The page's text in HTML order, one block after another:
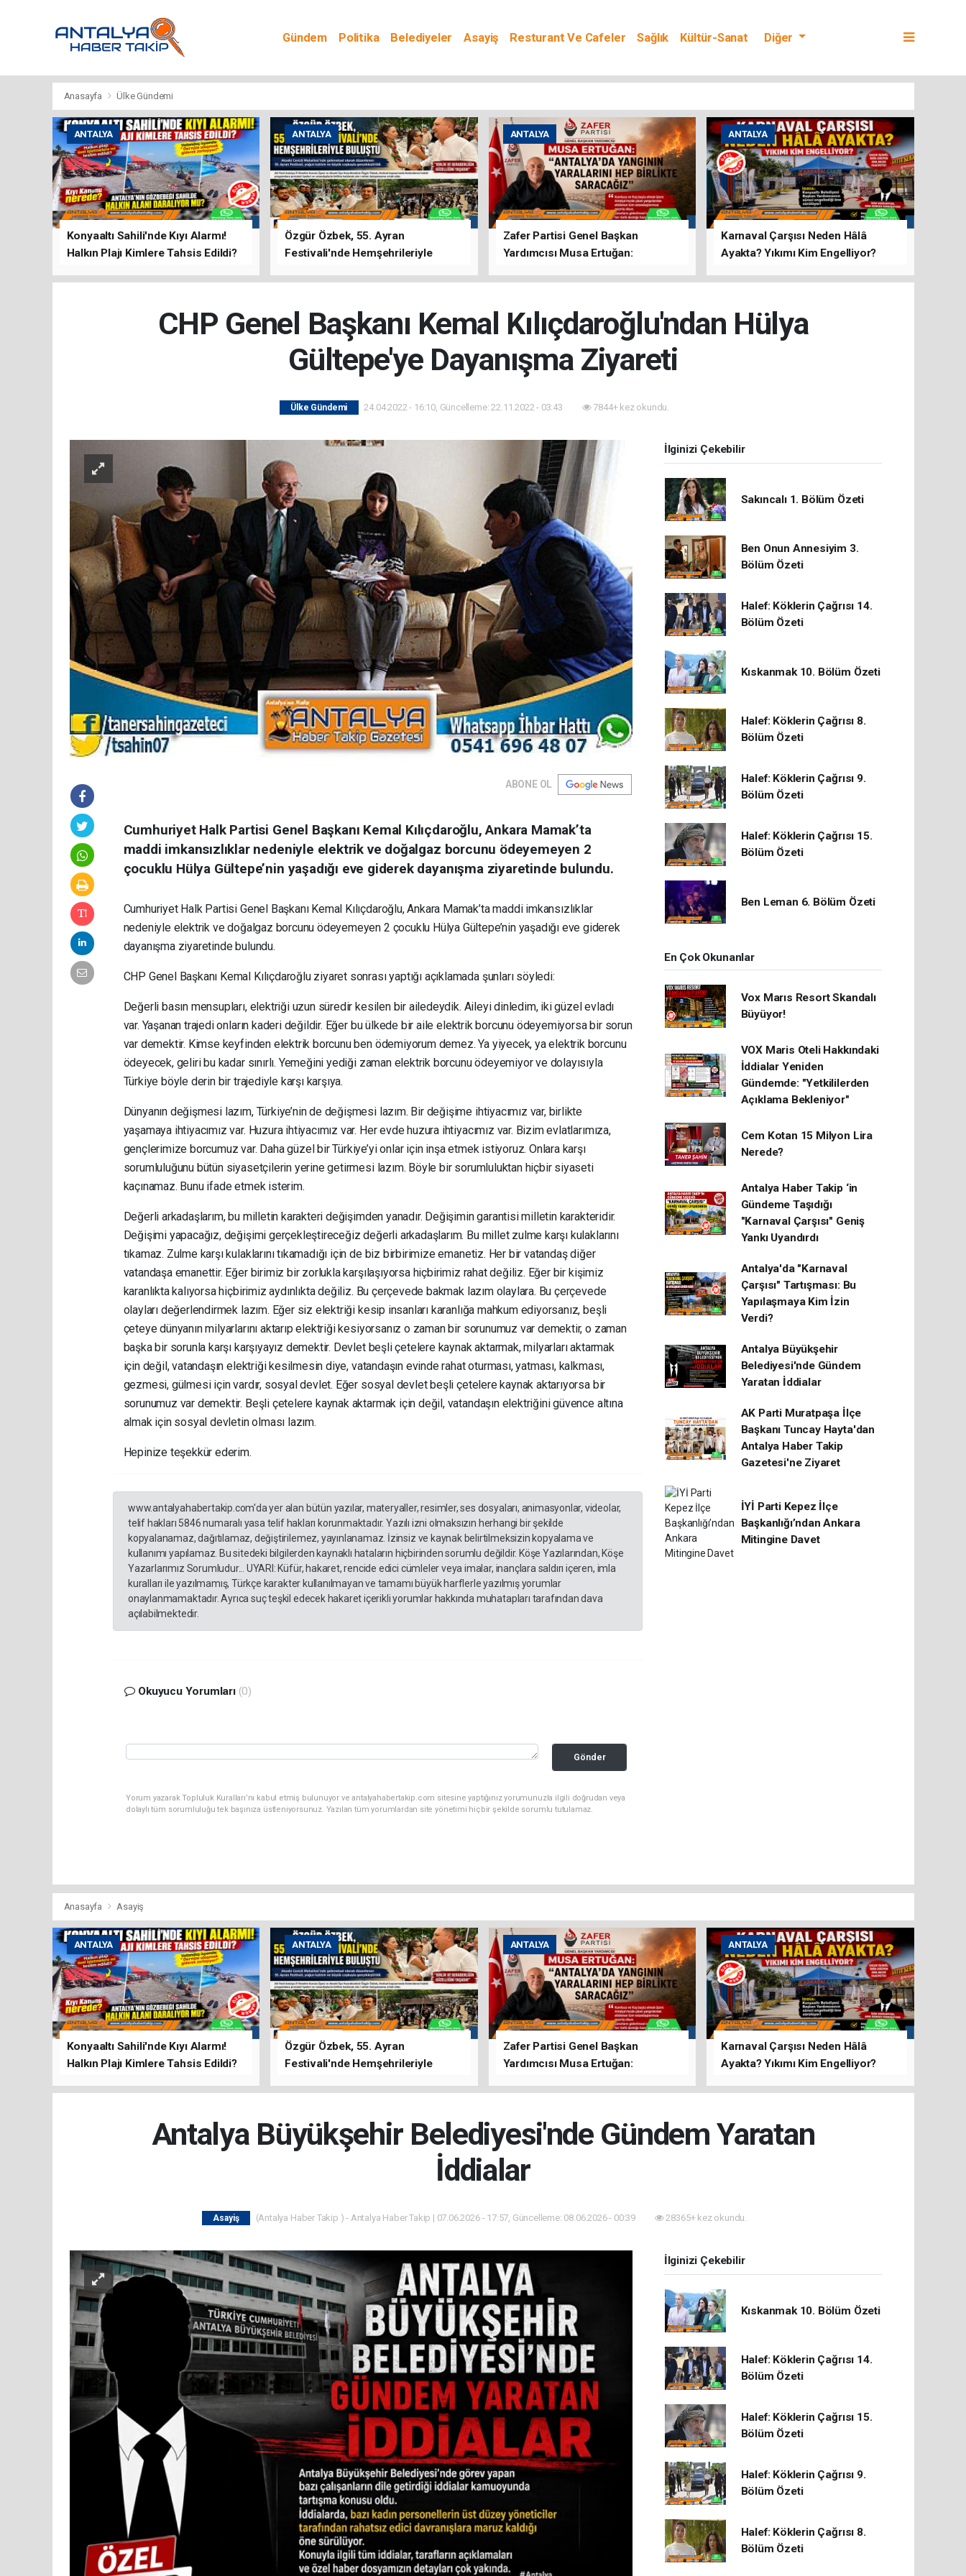
Gündem Politika Belediyeler Asayiş Resturant Ve Cafeler Sağlık
Kültür-Sanat
Diğer
Anasayfa Ülke Gündemi
ANTALYA
Konyaaltı Sahili'nde Kıyı Alarmı!
Halkın Plajı Kimlere Tahsis Edildi?
ANTALYA
Özgür Özbek, 55. Ayran
Festivali'nde Hemşehrileriyle
ANTALYA
Zafer Partisi Genel Başkan
Yardımcısı Musa Ertuğan:
ANTALYA
Karnaval Çarşısı Neden Hâlâ
Ayakta? Yıkımı Kim Engelliyor?
CHP Genel Başkanı Kemal Kılıçdaroğlu'ndan Hülya
Gültepe'ye Dayanışma Ziyareti
Ülke Gündemi 24.04.2022 - 16:10, Güncelleme: 22.11.2022 - 03:43 7844+ kez okundu.
ABONE OL
Cumhuriyet Halk Partisi Genel Başkanı Kemal Kılıçdaroğlu, Ankara Mamak’ta
maddi imkansızlıklar nedeniyle elektrik ve doğalgaz borcunu ödeyemeyen 2
çocuklu Hülya Gültepe’nin yaşadığı eve giderek dayanışma ziyaretinde bulundu.
Cumhuriyet Halk Partisi Genel Başkanı Kemal Kılıçdaroğlu, Ankara Mamak’ta maddi imkansızlıklar
nedeniyle elektrik ve doğalgaz borcunu ödeyemeyen 2 çocuklu Hülya Gültepe’nin yaşadığı eve giderek
dayanışma ziyaretinde bulundu.
CHP Genel Başkanı Kemal Kılıçdaroğlu ziyaret sonrası yaptığı açıklamada şunları söyledi:
Değerli basın mensupları, elektriği uzun süredir kesilen bir ailedeydik. Aileyi dinledim, iki güzel evladı
var. Yaşanan trajedi onların kaderi değildir. Eğer bu ülkede bir aile elektrik borcunu ödeyemiyorsa bir sorun
var demektir. Kimse keyfinden elektrik borcunu ben ödemiyorum demez. Ya yiyecek, ya elektrik borcunu
ödeyecek, geliri bu kadar sınırlı. Yemeğini yediği zaman elektrik borcunu ödeyemiyor ve dolayısıyla
Türkiye böyle derin bir trajediyle karşı karşıya.
Dünyanın değişmesi lazım, Türkiye’nin de değişmesi lazım. Bir değişime ihtiyacımız var, birlikte
yaşamaya ihtiyacımız var. Huzura ihtiyacımız var. Her evde huzura ihtiyacımız var. Bizim evlatlarımıza,
gençlerimize borcumuz var. Daha güzel bir Türkiye’yi onlar için inşa etmek istiyoruz. Onlara karşı
sorumluluğunu bütün siyasetçilerin yerine getirmesi lazım. Böyle bir sorumluluktan hiçbir siyaseti
kaçınamaz. Bunu ifade etmek isterim.
Değerli arkadaşlarım, bu milletin karakteri değişimden yanadır. Değişimin garantisi milletin karakteridir.
Değişimi yapacağız, değişimi gerçekleştireceğiz değerli arkadaşlarım. Bu millet zulme karşı kulaklarını
tıkamaz. Zulme karşı kulaklarını tıkamadığı için de biz birbirimize emanetiz. Her bir vatandaş diğer
vatandaşa emanettir. Eğer birimiz bir zorlukla karşılaşıyorsa hiçbirimiz rahat değiliz. Eğer bir kişimiz
karanlıkta kalıyorsa hiçbirimiz aydınlıkta değiliz. Bu çerçevede bakmak lazım olaylara. Bu çerçevede
olayları değerlendirmek lazım. Eğer siz elektriği kesip insanları karanlığa mahkum ediyorsanız, beşli
çeteye dünyanın milyarlarını aktarıp elektriği kesiyorsanız o zaman bir sorunumuz var demektir, o zaman
başka bir sorunla karşı karşıyayız demektir. Devlet beşli çetelere kaynak aktarmak, milyarları aktarmak
için değil, vatandaşın elektriği kesilmesin diye, vatandaşın evinde rahat oturması, yatması, kalkması,
gezmesi, gülmesi için vardır, sosyal devlet. Eğer sosyal devlet beşli çetelere kaynak aktarıyorsa bir
sorunumuz var demektir. Beşli çetelere kaynak aktarmak için değil, vatandaşın elektriğini güvence altına
almak için sosyal devletin olması lazım.
Hepinize teşekkür ederim.
www.antalyahabertakip.com'da yer alan bütün yazılar, materyaller, resimler, ses dosyaları, animasyonlar, videolar,
telif hakları 5846 numaralı yasa telif hakları korunmaktadır. Yazılı izni olmaksızın herhangi bir şekilde
kopyalanamaz, dağıtılamaz, değiştirilemez, yayınlanamaz. İzinsiz ve kaynak belirtilmeksizin kopyalama ve
kullanımı yapılamaz. Bu sitedeki bilgilerden kaynaklı hataların hiçbirinden sorumlu değildir. Köşe Yazılarından, Köşe
Yazarlarımız Sorumludur... UYARI: Küfür, hakaret, rencide edici cümleler veya imalar, inançlara saldırı içeren, imla
kuralları ile yazılmamış, Türkçe karakter kullanılmayan ve tamamı büyük harflerle yazılmış yorumlar
onaylanmamaktadır. Ayrıca suç teşkil edecek hakaret içerikli yorumlar hakkında muhatapları tarafından dava
açılabilmektedir.
Okuyucu Yorumları (0)
Gönder
Yorum yazarak Topluluk Kuralları’nı kabul etmiş bulunuyor ve antalyahabertakip.com sitesine yaptığınız yorumunuzla ilgili doğrudan veya
dolaylı tüm sorumluluğu tek başınıza üstleniyorsunuz. Yazılan tüm yorumlardan site yönetimi hiçbir şekilde sorumlu tutulamaz.
İlginizi Çekebilir
Sakıncalı 1. Bölüm Özeti
Ben Onun Annesiyim 3.
Bölüm Özeti
Halef: Köklerin Çağrısı 14.
Bölüm Özeti
Kıskanmak 10. Bölüm Özeti
Halef: Köklerin Çağrısı 8.
Bölüm Özeti
Halef: Köklerin Çağrısı 9.
Bölüm Özeti
Halef: Köklerin Çağrısı 15.
Bölüm Özeti
Ben Leman 6. Bölüm Özeti
En Çok Okunanlar
Vox Marıs Resort Skandalı
Büyüyor!
VOX Maris Oteli Hakkındaki
İddialar Yeniden
Gündemde: "Yetkililerden
Açıklama Bekleniyor"
Cem Kotan 15 Milyon Lira
Nerede?
Antalya Haber Takip ‘in
Gündeme Taşıdığı
"Karnaval Çarşısı" Geniş
Yankı Uyandırdı
Antalya'da "Karnaval
Çarşısı" Tartışması: Bu
Yapılaşmaya Kim İzin
Verdi?
Antalya Büyükşehir
Belediyesi'nde Gündem
Yaratan İddialar
AK Parti Muratpaşa İlçe
Başkanı Tuncay Hayta'dan
Antalya Haber Takip
Gazetesi'ne Ziyaret
İYİ Parti Kepez İlçe
Başkanlığı’ndan Ankara
Mitingine Davet
Anasayfa Asayiş
ANTALYA
Konyaaltı Sahili'nde Kıyı Alarmı!
Halkın Plajı Kimlere Tahsis Edildi?
ANTALYA
Özgür Özbek, 55. Ayran
Festivali'nde Hemşehrileriyle
ANTALYA
Zafer Partisi Genel Başkan
Yardımcısı Musa Ertuğan:
ANTALYA
Karnaval Çarşısı Neden Hâlâ
Ayakta? Yıkımı Kim Engelliyor?
Antalya Büyükşehir Belediyesi'nde Gündem Yaratan
İddialar
Asayiş (Antalya Haber Takip ) - Antalya Haber Takip | 07.06.2026 - 17:57, Güncelleme: 08.06.2026 - 00:39 28365+ kez okundu.
İlginizi Çekebilir
Kıskanmak 10. Bölüm Özeti
Halef: Köklerin Çağrısı 14.
Bölüm Özeti
Halef: Köklerin Çağrısı 15.
Bölüm Özeti
Halef: Köklerin Çağrısı 9.
Bölüm Özeti
Halef: Köklerin Çağrısı 8.
Bölüm Özeti